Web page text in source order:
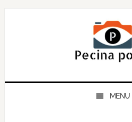
Skip
Skip
Skip
MENU